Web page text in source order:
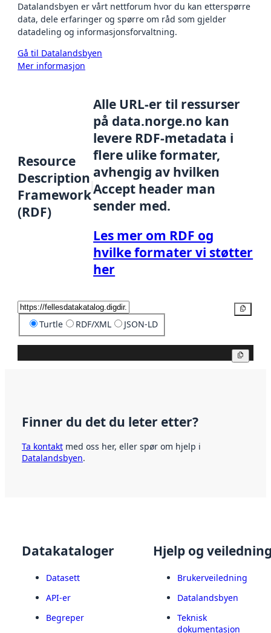
Datalandsbyen er vårt nettforum hvor du kan etterspørre
data, dele erfaringer og spørre om råd som gjelder
datadeling og informasjonsforvaltning.
Gå til Datalandsbyen
Mer informasjon
Resource
Description
Framework
(RDF)
Alle URL-er til ressurser
på data.norge.no kan
levere RDF-metadata i
flere ulike formater,
avhengig av hvilken
Accept header man
sender med.
Les mer om RDF og
hvilke formater vi støtter
her
Turtle RDF/XML JSON-LD
Finner du det du leter etter?
Ta kontakt med oss her, eller spør om hjelp i
Datalandsbyen.
Datakataloger
Datasett
API-er
Begreper
Hjelp og
Brukerveiledning
Datalandsbyen
Teknisk
dokumentasjon